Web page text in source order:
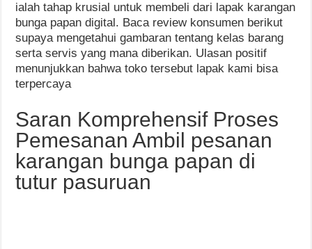
ialah tahap krusial untuk membeli dari lapak karangan
bunga papan digital. Baca review konsumen berikut
supaya mengetahui gambaran tentang kelas barang
serta servis yang mana diberikan. Ulasan positif
menunjukkan bahwa toko tersebut lapak kami bisa
terpercaya
Saran Komprehensif Proses
Pemesanan Ambil pesanan
karangan bunga papan di
tutur pasuruan